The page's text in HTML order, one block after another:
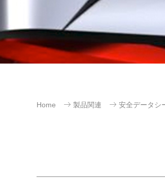
Home 製品関連 安全データシ